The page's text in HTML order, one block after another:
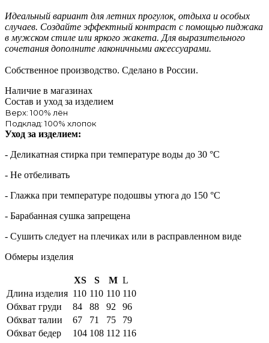
Идеальный вариант для летних прогулок, отдыха и особых
случаев. Создайте эффектный контраст с помощью пиджака
в мужском стиле или яркого жакета. Для выразительного
сочетания дополните лаконичными аксессуарами.
Собственное производство. Сделано в России.
Наличие в магазинах
Состав и уход за изделием
Верх: 100% лён
Подклад: 100% хлопок
Уход за изделием:
- Деликатная стирка при температуре воды до 30 °C
- Не отбеливать
- Глажка при температуре подошвы утюга до 150 °C
- Барабанная сушка запрещена
- Сушить следует на плечиках или в расправленном виде
Обмеры изделия
XS S M L
Длина изделия 110 110 110 110
Обхват груди
84 88 92
96
Обхват талии
67 71 75
79
Обхват бедер
104 108 112 116